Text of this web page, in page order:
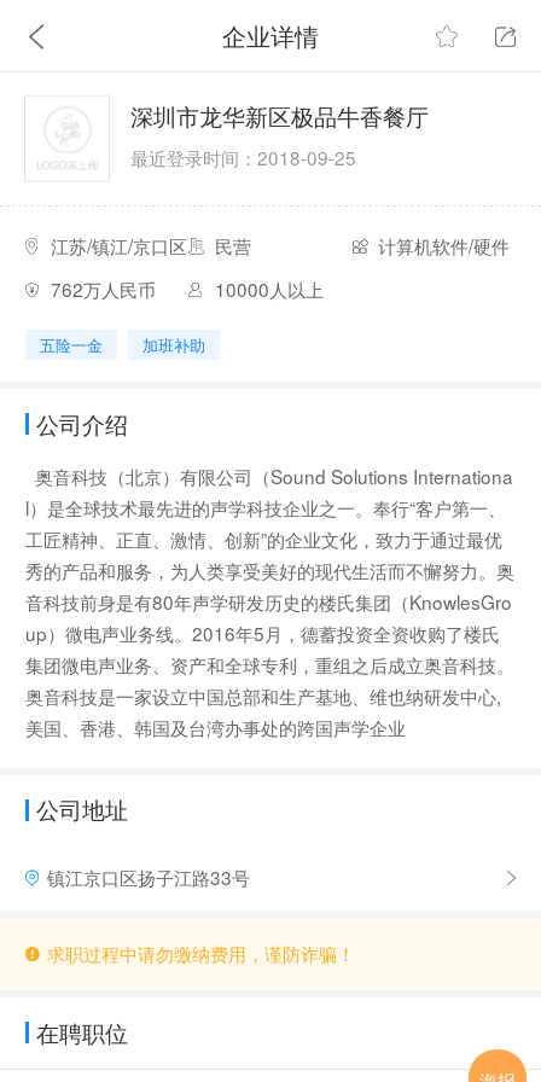
企业详情
深圳市龙华新区极品牛香餐厅
最近登录时间：2018-09-25
江苏/镇江/京口区 民营
计算机软件/硬件
762万人民币
10000人以上
五险一金 加班补助
公司介绍
奥音科技（北京）有限公司（Sound Solutions Internationa
l）是全球技术最先进的声学科技企业之一。奉行“客户第一、
工匠精神、正直、激情、创新”的企业文化，致力于通过最优
秀的产品和服务，为人类享受美好的现代生活而不懈努力。奥
音科技前身是有80年声学研发历史的楼氏集团（KnowlesGro
up）微电声业务线。2016年5月，德蓄投资全资收购了楼氏
集团微电声业务、资产和全球专利，重组之后成立奥音科技。
奥音科技是一家设立中国总部和生产基地、维也纳研发中心,
美国、香港、韩国及台湾办事处的跨国声学企业
公司地址
镇江京口区扬子江路33号
求职过程中请勿缴纳费用，谨防诈骗！
在聘职位